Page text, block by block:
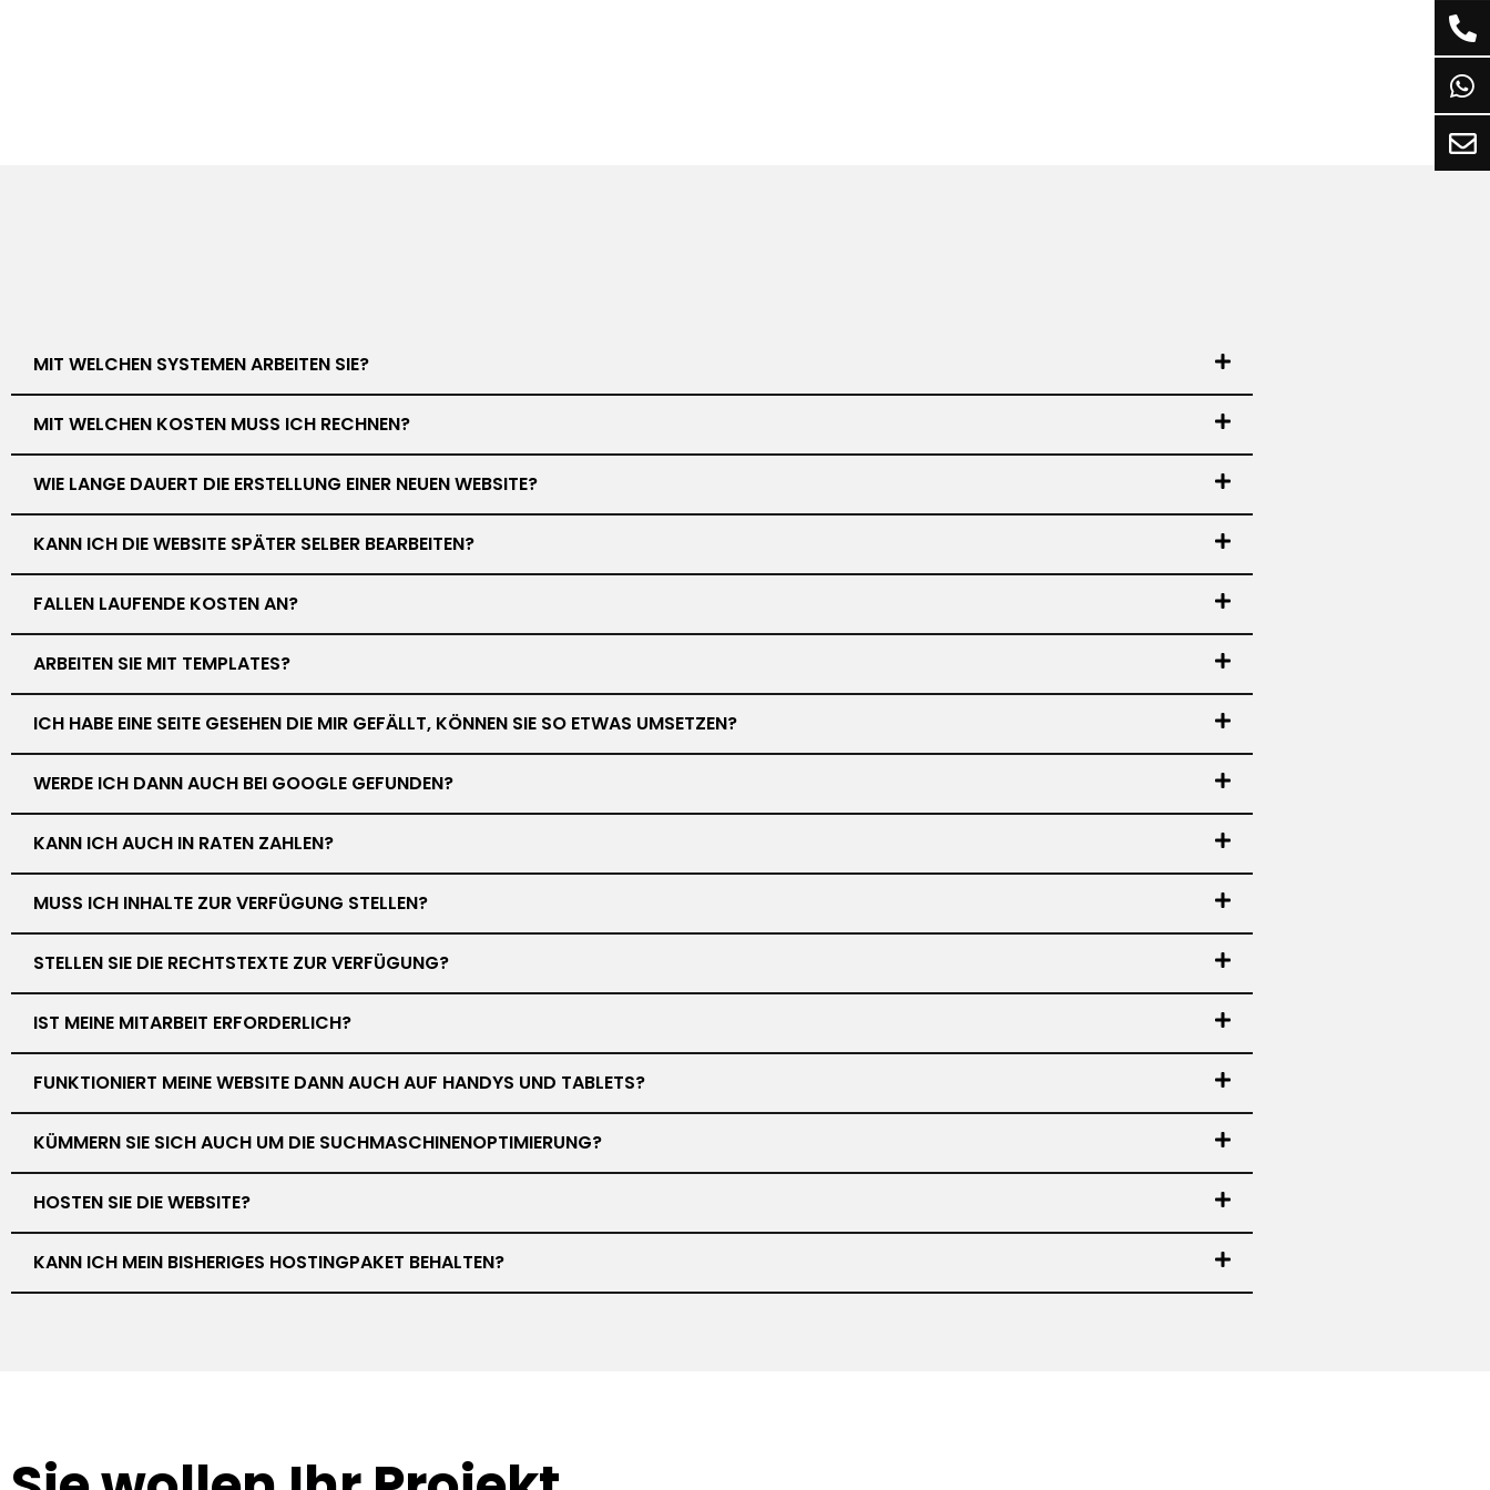
MIT WELCHEN SYSTEMEN ARBEITEN SIE?
MIT WELCHEN KOSTEN MUSS ICH RECHNEN?
WIE LANGE DAUERT DIE ERSTELLUNG EINER NEUEN WEBSITE?
KANN ICH DIE WEBSITE SPÄTER SELBER BEARBEITEN?
FALLEN LAUFENDE KOSTEN AN?
ARBEITEN SIE MIT TEMPLATES?
ICH HABE EINE SEITE GESEHEN DIE MIR GEFÄLLT, KÖNNEN SIE SO ETWAS UMSETZEN?
WERDE ICH DANN AUCH BEI GOOGLE GEFUNDEN?
KANN ICH AUCH IN RATEN ZAHLEN?
MUSS ICH INHALTE ZUR VERFÜGUNG STELLEN?
STELLEN SIE DIE RECHTSTEXTE ZUR VERFÜGUNG?
IST MEINE MITARBEIT ERFORDERLICH?
FUNKTIONIERT MEINE WEBSITE DANN AUCH AUF HANDYS UND TABLETS?
KÜMMERN SIE SICH AUCH UM DIE SUCHMASCHINENOPTIMIERUNG?
HOSTEN SIE DIE WEBSITE?
KANN ICH MEIN BISHERIGES HOSTINGPAKET BEHALTEN?